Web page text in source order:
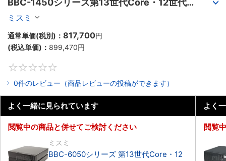
BBC-1450シリーズ第13世代Core・12世代
Celeron対応小型フロアマウント4PCIe
ミスミ
通常単価(税別)： 817,700円
(税込単価)： 899,470円
0件のレビュー（商品レビューの投稿ができます）
よく一緒に見られています
閲覧中の商品と併せてご検討ください
ミスミ
BBC-6050シリーズ 第13世代Core・12
よく
閲覧